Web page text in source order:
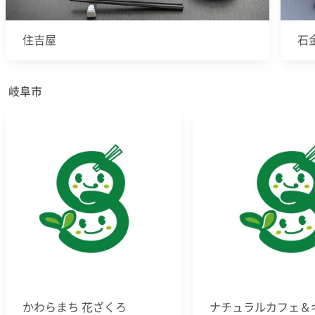
住吉屋 石
岐阜市
かわらまち 花ざくろ ナチュラルカフェ＆